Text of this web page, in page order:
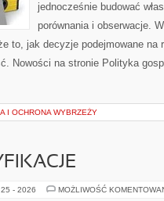
jednocześnie budować
porównania i obserwacje.
to, jak decyzje podejmowane na
Nowości na stronie Polityka
I OCHRONA WYBRZEŻY
- 2026 MOŻLIWOŚĆ